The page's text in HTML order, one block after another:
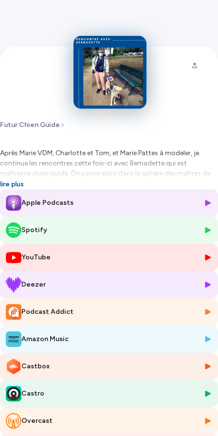
Futur Chien Guide
Après Marie VDM, Charlotte et Tom, et Marie Pattes à modeler, je
continue les rencontres cette fois-ci avec Bernadette qui est
maîtresse chien guide. On passe alors dans la sphère des maîtres de
chiens guides, mais pas sans lien avec celui des familles d’accueil,
puisque Bernadette est guidée aujourd’hui par Mara de l’école des
chiens guides d’aveugles de Paris. Après s’être rencontrées quelques
chiens guides… puisque Mara n’est pas la première !
A l’origine sous forme d’interviews audios pour mon blog Futur Chien
Guide, avant de devenir sans le savoir les premiers épisodes de mon
podcast Futur Chien Guide !
D’ailleurs, retrouvez dès maintenant
dans mon article dédié
=================================================
Création originale : Estelle Boullu
Production, enregistrement et montage : Estelle Boullu
Hébergé par Ausha. Visitez
pour plus d'informations.
lire plus
Apple Podcasts
Spotify
YouTube
Deezer
Podcast Addict
Amazon Music
Castbox
Castro
Overcast